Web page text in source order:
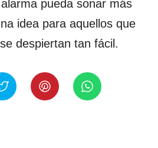
pueda sonar más
idea para aquellos que
despiertan tan fácil.